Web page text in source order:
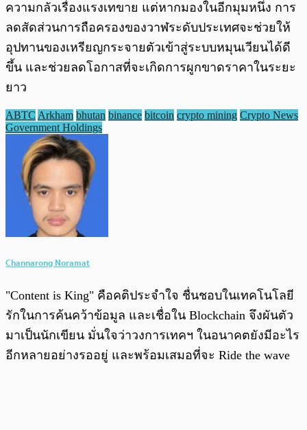
ความกลัวเรื่องแรงเทขาย แต่หากมองในอีกมุมหนึ่ง การ
ลดสัดส่วนการถือครองของวาฬระดับประเทศจะช่วยให้
อุปทานของเหรียญกระจายตัวเข้าสู่ระบบหมุนเวียนได้ดี
ขึ้น และช่วยลดโอกาสที่จะเกิดการผูกขาดราคาในระยะ
ยาว
ABTC Arkham bhutan binance bitcoin crypto mining Crypto News
Government Holdings
Channarong Noramat
"Content is King" คือคติประจำใจ ชื่นชอบในเทคโนโลยี
รักในการค้นคว้าข้อมูล และเชื่อใน Blockchain จึงผันตัว
มาเป็นนักเขียน มั่นใจว่าวงการเทคฯ ในอนาคตยังมีอะไร
อีกหลายอย่างรออยู่ และพร้อมเสมอที่จะ Ride the wave